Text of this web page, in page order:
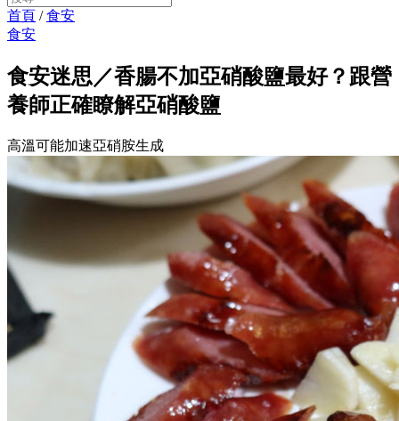
首頁 /食安
食安
食安迷思／香腸不加亞硝酸鹽最好？跟營
養師正確瞭解亞硝酸鹽
高溫可能加速亞硝胺生成